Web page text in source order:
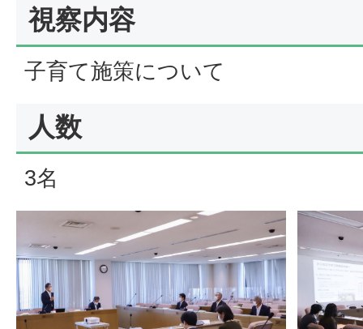
視察内容
子育て施策について
人数
3名